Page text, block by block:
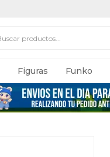
Figuras Funko